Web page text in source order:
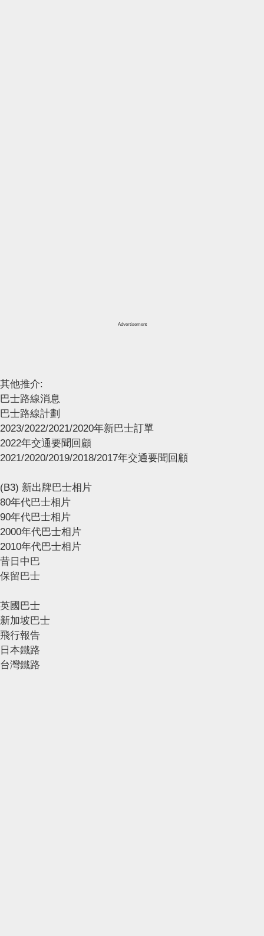
Advertisement
其他推介:
巴士路線消息
巴士路線計劃
2023/2022/2021/2020年新巴士訂單
2022年交通要聞回顧
2021/2020/2019/2018/2017年交通要聞回顧
(B3) 新出牌巴士相片
80年代巴士相片
90年代巴士相片
2000年代巴士相片
2010年代巴士相片
昔日中巴
保留巴士
英國巴士
新加坡巴士
飛行報告
日本鐵路
台灣鐵路